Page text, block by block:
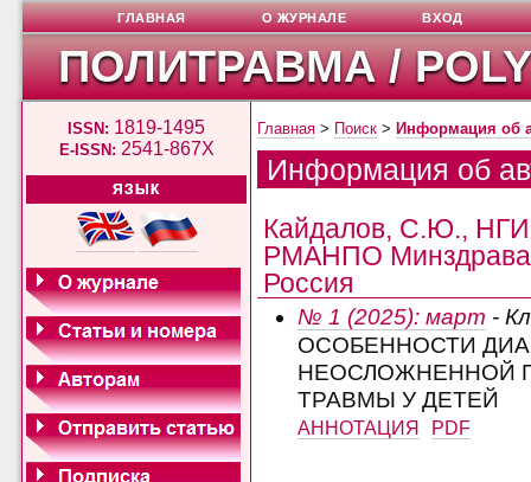
ПОЛИТРАВМА /
ISSN: 1819-1495
E-ISSN: 2541-867X
ЯЗЫК
ГЛАВНАЯ О ЖУРНАЛЕ ВХОД
Главная > Поиск > Информация об
Информация об
Кайдалов, С.Ю.,
РМАНПО Минздрава
Россия
№ 1 (2025): март -
ОСОБЕННОСТИ
НЕОСЛОЖНЕННОЙ
ТРАВМЫ У ДЕТЕЙ
АННОТАЦИЯ PDF